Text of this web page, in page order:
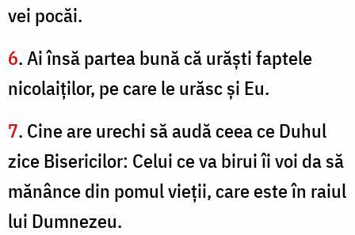
vei pocăi.
6. Ai însă partea bună că urăşti faptele
nicolaiţilor, pe care le urăsc şi Eu.
7. Cine are urechi să audă ceea ce Duhul
zice Bisericilor: Celui ce va birui îi voi da să
mănânce din pomul vieţii, care este în raiul
lui Dumnezeu.